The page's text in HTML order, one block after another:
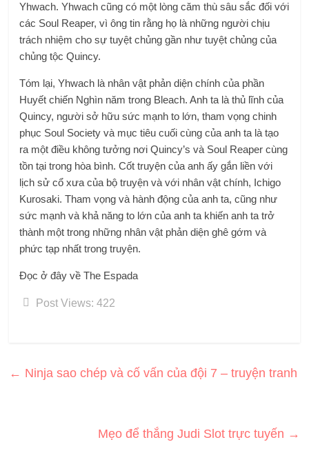
Yhwach. Yhwach cũng có một lòng căm thù sâu sắc đối với
các Soul Reaper, vì ông tin rằng họ là những người chịu
trách nhiệm cho sự tuyệt chủng gần như tuyệt chủng của
chủng tộc Quincy.
Tóm lại, Yhwach là nhân vật phản diện chính của phần
Huyết chiến Nghìn năm trong Bleach. Anh ta là thủ lĩnh của
Quincy, người sở hữu sức mạnh to lớn, tham vọng chinh
phục Soul Society và mục tiêu cuối cùng của anh ta là tạo
ra một điều không tưởng nơi Quincy’s và Soul Reaper cùng
tồn tại trong hòa bình. Cốt truyện của anh ấy gắn liền với
lịch sử cổ xưa của bộ truyện và với nhân vật chính, Ichigo
Kurosaki. Tham vọng và hành động của anh ta, cũng như
sức mạnh và khả năng to lớn của anh ta khiến anh ta trở
thành một trong những nhân vật phản diện ghê gớm và
phức tạp nhất trong truyện.
Đọc ở đây về The Espada
Post Views: 422
← Ninja sao chép và cố vấn của đội 7 – truyện tranh
Mẹo để thắng Judi Slot trực tuyến →